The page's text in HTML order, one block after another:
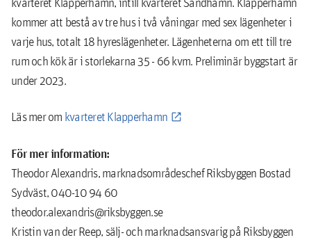
kommer att bestå av tre hus i två våningar med sex lägenheter i
varje hus, totalt 18 hyreslägenheter. Lägenheterna om ett till tre
rum och kök är i storlekarna 35 - 66 kvm. Preliminär byggstart är
under 2023.
Läs mer om kvarteret Klapperhamn
För mer information:
Theodor Alexandris, marknadsområdeschef Riksbyggen Bostad
Sydväst, 040-10 94 60
theodor.alexandris@riksbyggen.se
Kristin van der Reep, sälj- och marknadsansvarig på Riksbyggen